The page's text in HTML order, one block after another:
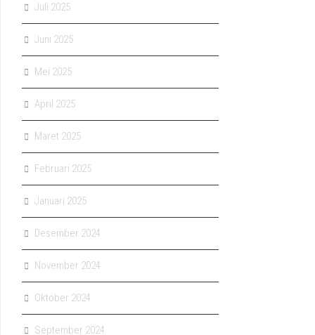
Juli 2025
Juni 2025
Mei 2025
April 2025
Maret 2025
Februari 2025
Januari 2025
Desember 2024
November 2024
Oktober 2024
September 2024